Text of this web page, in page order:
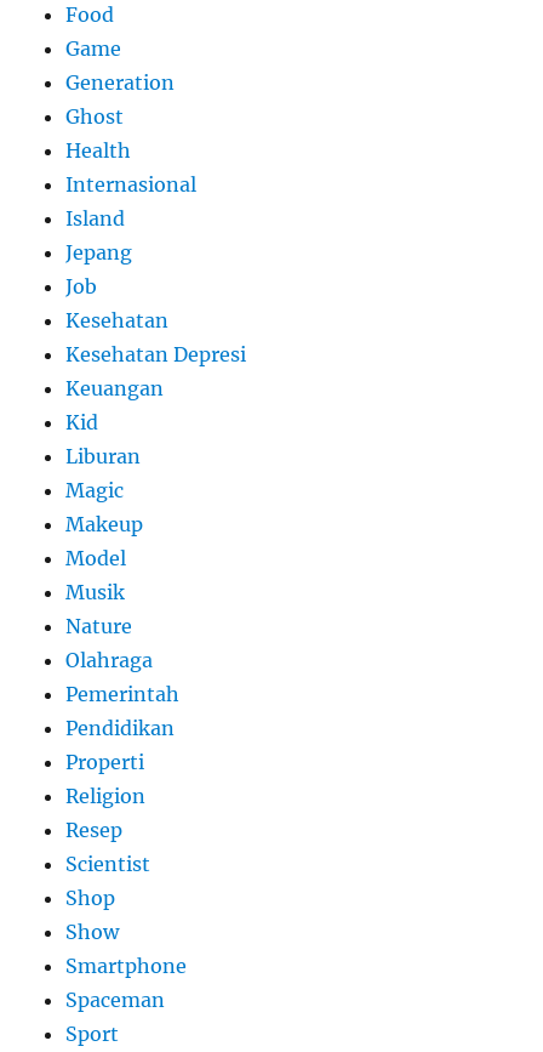
Food
Game
Generation
Ghost
Health
Internasional
Island
Jepang
Job
Kesehatan
Kesehatan Depresi
Keuangan
Kid
Liburan
Magic
Makeup
Model
Musik
Nature
Olahraga
Pemerintah
Pendidikan
Properti
Religion
Resep
Scientist
Shop
Show
Smartphone
Spaceman
Sport